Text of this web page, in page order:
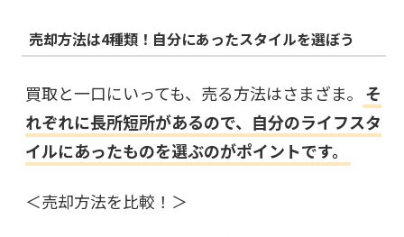
売却方法は4種類！自分にあったスタイルを選ぼう
買取と一口にいっても、売る方法はさまざま。 そ
れぞれに長所短所があるので、自分のライフスタ
イルにあったものを選ぶのがポイントです。
＜売却方法を比較！＞